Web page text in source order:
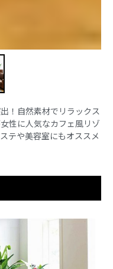
！自然素材でリラックス
性に人気なカフェ風リゾ
テや美容室にもオススメ